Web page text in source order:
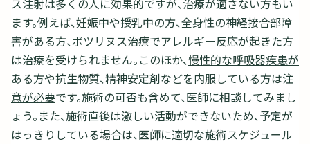
ス注射は多くの人に効果的ですが、治療が適さない方もい
ます。例えば、妊娠中や授乳中の方、全身性の神経接合部障
害がある方、ボツリヌス治療でアレルギー反応が起きた方
は治療を受けられません。このほか、慢性的な呼吸器疾患が
ある方や抗生物質、精神安定剤などを内服している方は注
意が必要です。施術の可否も含めて、医師に相談してみまし
ょう。また、施術直後は激しい活動ができないため、予定が
はっきりしている場合は、医師に適切な施術スケジュール